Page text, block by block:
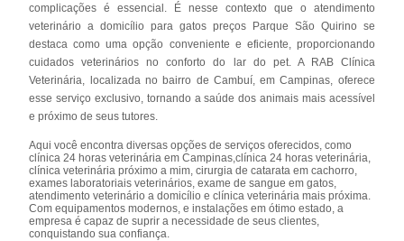
complicações é essencial. É nesse contexto que o atendimento
veterinário a domicílio para gatos preços Parque São Quirino se
destaca como uma opção conveniente e eficiente, proporcionando
cuidados veterinários no conforto do lar do pet. A RAB Clínica
Veterinária, localizada no bairro de Cambuí, em Campinas, oferece
esse serviço exclusivo, tornando a saúde dos animais mais acessível
e próximo de seus tutores.
Aqui você encontra diversas opções de serviços oferecidos, como
clínica 24 horas veterinária em Campinas,clínica 24 horas veterinária,
clínica veterinária próximo a mim, cirurgia de catarata em cachorro,
exames laboratoriais veterinários, exame de sangue em gatos,
atendimento veterinário a domicílio e clínica veterinária mais próxima.
Com equipamentos modernos, e instalações em ótimo estado, a
empresa é capaz de suprir a necessidade de seus clientes,
conquistando sua confiança.